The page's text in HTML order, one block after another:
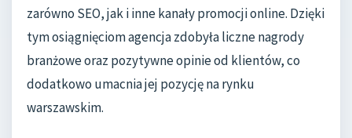
zarówno SEO, jak i inne kanały promocji online. Dzięki
tym osiągnięciom agencja zdobyła liczne nagrody
branżowe oraz pozytywne opinie od klientów, co
dodatkowo umacnia jej pozycję na rynku
warszawskim.